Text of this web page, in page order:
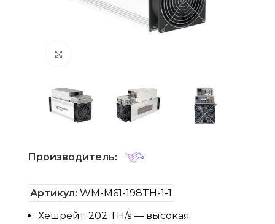
Производитель:
Артикул: WM-M61-198TH-1-1
Хешрейт: 202 TH/s — высокая